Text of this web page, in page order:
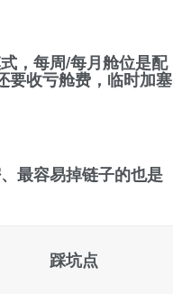
，每周/每月舱位是配
要收亏舱费 ，临时加塞
最容易掉链子的也是
踩坑点